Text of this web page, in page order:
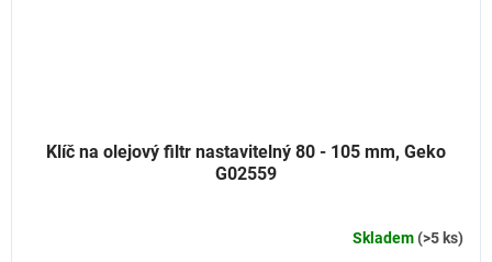
Klíč na olejový filtr nastavitelný 80 - 105 mm, Geko
G02559
Skladem(>5 ks)